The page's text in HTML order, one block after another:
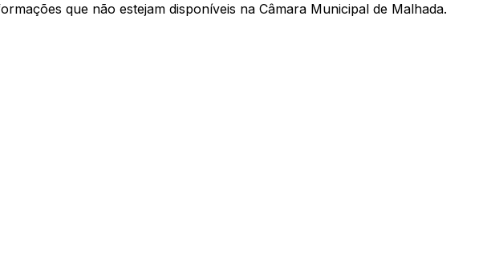
que não estejam disponíveis na Câmara Municipal de Malhada.